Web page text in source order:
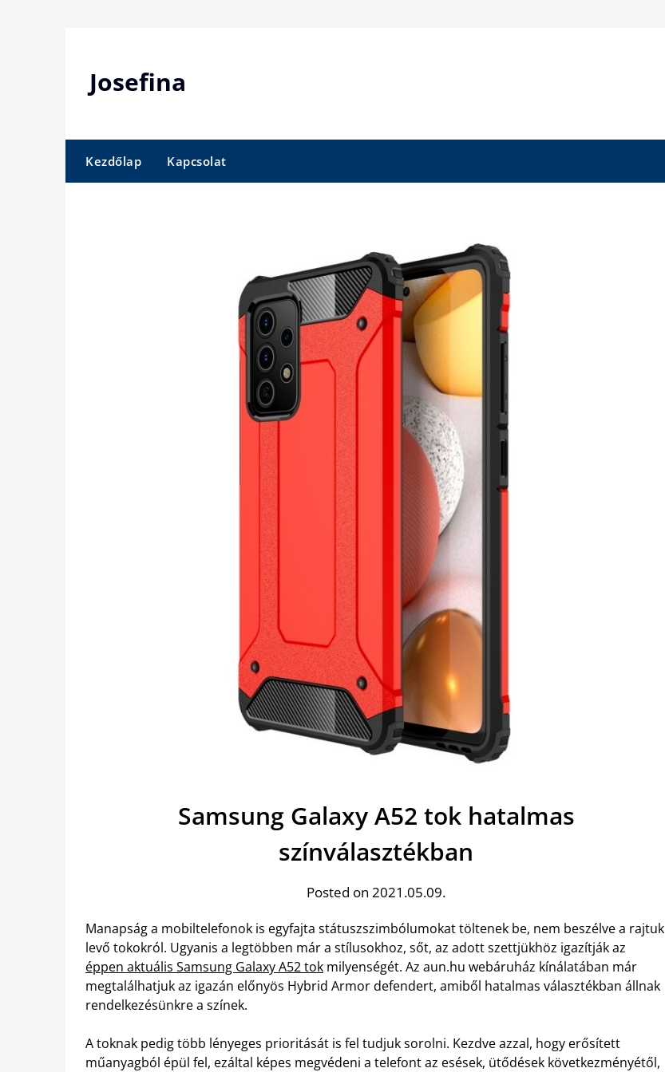
Josefina
Kezdőlap Kapcsolat
Samsung Galaxy A52 tok hatalmas
színválasztékban
Posted on 2021.05.09.
Manapság a mobiltelefonok is egyfajta státuszszimbólumokat töltenek be, nem beszélve a rajtuk
levő tokokról. Ugyanis a legtöbben már a stílusokhoz, sőt, az adott szettjükhöz igazítják az
éppen aktuális Samsung Galaxy A52 tok milyenségét. Az aun.hu webáruház kínálatában már
megtalálhatjuk az igazán előnyös Hybrid Armor defendert, amiből hatalmas választékban állnak
rendelkezésünkre a színek.
A toknak pedig több lényeges prioritását is fel tudjuk sorolni. Kezdve azzal, hogy erősített
műanyagból épül fel, ezáltal képes megvédeni a telefont az esések, ütődések következményétől,